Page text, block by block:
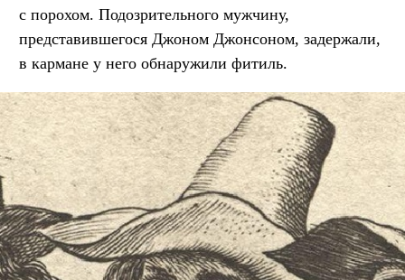
с порохом. Подозрительного мужчину,
представившегося Джоном Джонсоном, задержали,
в кармане у него обнаружили фитиль.